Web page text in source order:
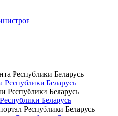
Республики Беларусь
Беларусь